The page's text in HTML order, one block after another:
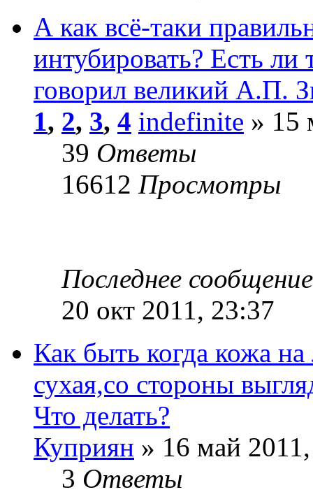
А как всё-таки
интубировать? Есть ли
говорил великий А.П.
1, 2, 3, 4 indefinite » 15
39 Ответы
16612 Просмотры
Последнее
20 окт 2011, 23:37
Как быть когда кожа
сухая,со стороны
Что делать?
Куприян » 16 май
3 Ответы